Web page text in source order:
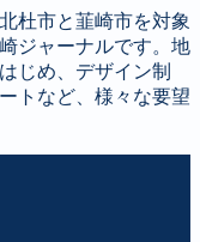
杜市と韮崎市を対象
ジャーナルです。地
じめ、デザイン制
トなど、様々な要望